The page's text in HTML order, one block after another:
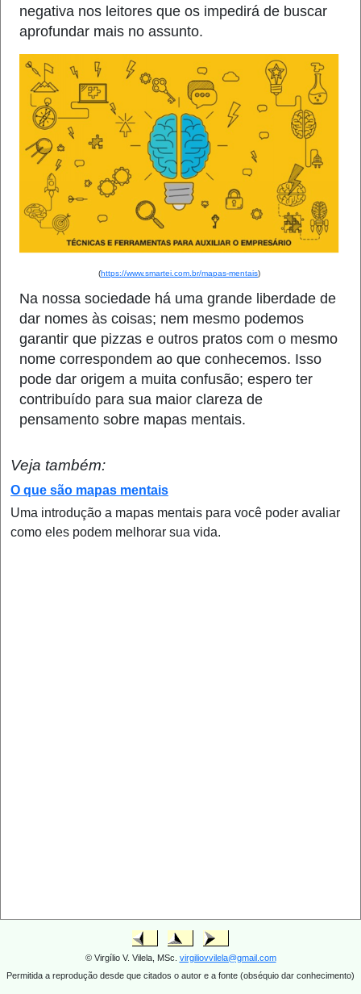
negativa nos leitores que os impedirá de buscar
aprofundar mais no assunto.
(https://www.smartei.com.br/mapas-mentais)
Na nossa sociedade há uma grande liberdade de
dar nomes às coisas; nem mesmo podemos
garantir que pizzas e outros pratos com o mesmo
nome correspondem ao que conhecemos. Isso
pode dar origem a muita confusão; espero ter
contribuído para sua maior clareza de
pensamento sobre mapas mentais.
Veja também:
O que são mapas mentais
Uma introdução a mapas mentais para você poder avaliar
como eles podem melhorar sua vida.
© Virgílio V. Vilela, MSc. virgiliovvilela@gmail.com
Permitida a reprodução desde que citados o autor e a fonte (obséquio dar conhecimento)